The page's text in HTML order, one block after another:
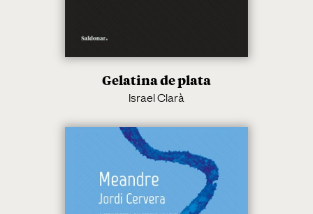
Gelatina de plata
Israel Clarà